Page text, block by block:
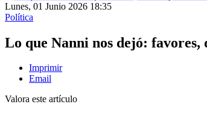
Lunes, 01 Junio 2026 18:35
Política
Lo que Nanni nos dejó:
Imprimir
Email
Valora este artículo